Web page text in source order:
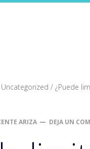
Uncategorized / ¿Puede
ARIZA DEJA UN